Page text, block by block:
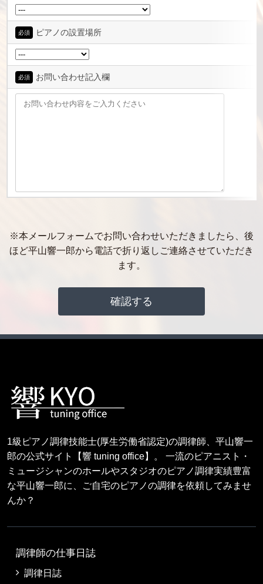
必須 ピアノの設置場所
必須 お問い合わせ記入欄
※本メールフォームでお問い合わせいただきましたら、後
ほど平山響一郎から電話で折り返しご連絡させていただき
ます。
1級ピアノ調律技能士(厚生労働省認定)の調律師、平山響一
郎の公式サイト【響 tuning office】。 一流のピアニスト・
ミュージシャンのホールやスタジオのピアノ調律実績豊富
な平山響一郎に、ご自宅のピアノの調律を依頼してみませ
んか？
調律師の仕事日誌
調律日誌